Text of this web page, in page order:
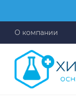
О компании